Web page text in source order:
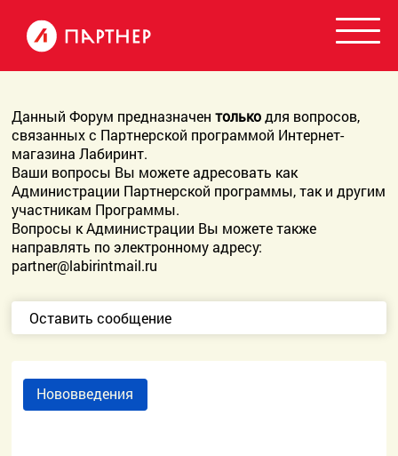
Данный Форум предназначентолькодля вопросов,
связанных с Партнерской программой Интернет-
магазина Лабиринт.
Ваши вопросы Вы можете адресовать как
Администрации Партнерской программы, так и другим
участникам Программы.
Вопросы к Администрации Вы можете также
направлять по электронному адресу:
partner@labirintmail.ru
Оставить сообщение
Нововведения